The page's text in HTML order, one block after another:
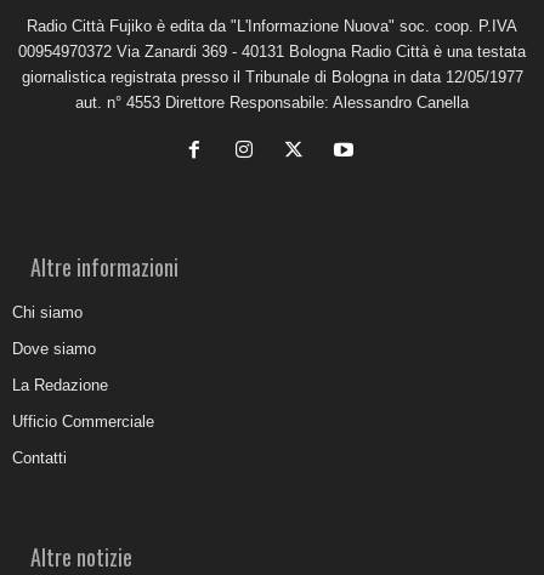
Radio Città Fujiko è edita da "L'Informazione Nuova" soc. coop. P.IVA
00954970372 Via Zanardi 369 - 40131 Bologna Radio Città è una testata
giornalistica registrata presso il Tribunale di Bologna in data 12/05/1977
aut. n° 4553 Direttore Responsabile: Alessandro Canella
Altre informazioni
Chi siamo
Dove siamo
La Redazione
Ufficio Commerciale
Contatti
Altre notizie